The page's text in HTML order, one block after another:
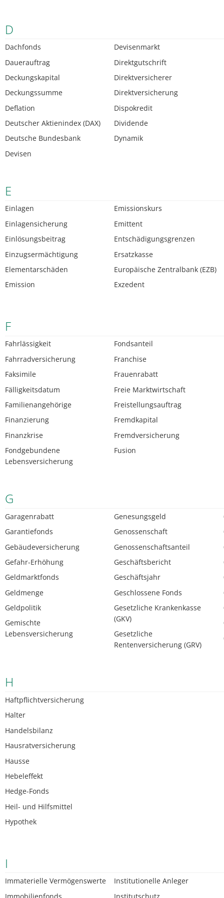
D
Dachfonds
Dauerauftrag
Deckungskapital
Deckungssumme
Deflation
Deutscher Aktienindex (DAX)
Deutsche Bundesbank
Devisen
Devisenmarkt
Direktgutschrift
Direktversicherer
Direktversicherung
Dispokredit
Dividende
Dynamik
E
Einlagen
Einlagensicherung
Einlösungsbeitrag
Einzugsermächtigung
Elementarschäden
Emission
Emissionskurs
Emittent
Entschädigungsgrenzen
Ersatzkasse
Europäische Zentralbank (EZB)
Exzedent
F
Fahrlässigkeit
Fahrradversicherung
Faksimile
Fälligkeitsdatum
Familienangehörige
Finanzierung
Finanzkrise
Fondgebundene
Lebensversicherung
Fondsanteil
Franchise
Frauenrabatt
Freie Marktwirtschaft
Freistellungsauftrag
Fremdkapital
Fremdversicherung
Fusion
G
Garagenrabatt
Garantiefonds
Gebäudeversicherung
Gefahr-Erhöhung
Geldmarktfonds
Geldmenge
Geldpolitik
Gemischte
Lebensversicherung
Genesungsgeld
Genossenschaft
Genossenschaftsanteil
Geschäftsbericht
Geschäftsjahr
Geschlossene Fonds
Gesetzliche Krankenkasse
(GKV)
Gesetzliche
Rentenversicherung (GRV)
H
Haftpflichtversicherung
Halter
Handelsbilanz
Hausratversicherung
Hausse
Hebeleffekt
Hedge-Fonds
Heil- und Hilfsmittel
Hypothek
I
Immaterielle Vermögenswerte
Immobilienfonds
Institutionelle Anleger
Institutschutz